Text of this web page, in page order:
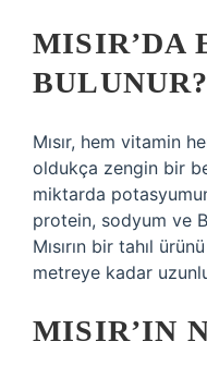
MISIR’DA
BULUNUR?
Mısır, hem vitamin
oldukça zengin bir
miktarda
protein, sodyum ve
Mısırın bir tahıl
metreye kadar
MISIR’IN